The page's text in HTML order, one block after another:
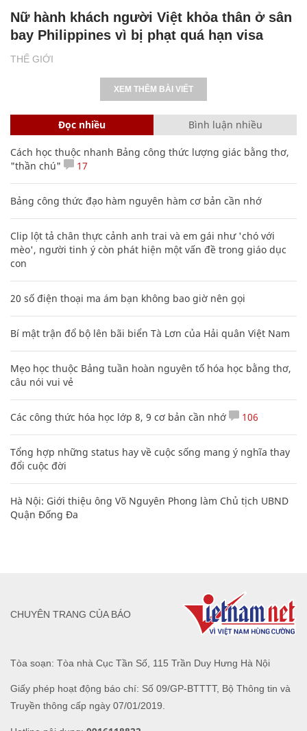
THẾ GIỚI
Nữ hành khách người Việt khỏa thân ở sân
bay Philippines vì bị phạt quá hạn visa
XEM THÊM BÀI VIẾT
Đọc nhiều Bình luận nhiều
Cách học thuộc nhanh Bảng công thức lượng giác bằng thơ,
"thần chú"
17
Bảng công thức đạo hàm nguyên hàm cơ bản cần nhớ
Clip lột tả chân thực cảnh anh trai và em gái như 'chó với
mèo', người tinh ý còn phát hiện một vấn đề trong giáo dục
con
20 số điện thoại ma ám bạn không bao giờ nên gọi
Bí mật trận đổ bộ lên bãi biển Tà Lơn của Hải quân Việt Nam
Mẹo học thuộc Bảng tuần hoàn nguyên tố hóa học bằng thơ,
câu nói vui vẻ
Các công thức hóa học lớp 8, 9 cơ bản cần nhớ 106
Tổng hợp những status hay về cuộc sống mang ý nghĩa thay
đổi cuộc đời
Hà Nội: Giới thiệu ông Võ Nguyên Phong làm Chủ tịch UBND
Quận Đống Đa
Tòa soạn: Tòa nhà Cục Tần Số, 115 Trần Duy Hưng Hà Nội
Giấy phép hoạt động báo chí: Số 09/GP-BTTTT, Bộ Thông tin và
Truyền thông cấp ngày 07/01/2019.
CHUYÊN TRANG CỦA BÁO